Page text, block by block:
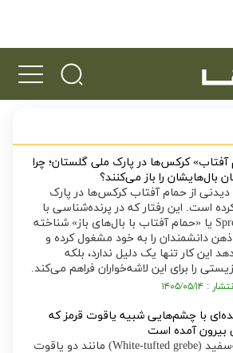
آفتاب» کرکس‌ها در پارک ملی گلستان؛ چرا
را باز می‌کنند؟
از حمام آفتاب کرکس‌ها در پارک
است. این رفتار که در پرنده‌شناسی با
نام Spread-wing sunning یا «حمام آفتاب با بال‌های باز» شناخته
دانشمندان را به خود مشغول کرده و
کار تنها یک دلیل ندارد، بلکه
را برای این لاشه‌خواران فراهم می‌کند.
با چشم‌هایی شبیه یاقوت قرمز که
بیرون آمده است
چشم‌های کشیم جقه‌سفید (White-tufted grebe) مانند دو یاقوت